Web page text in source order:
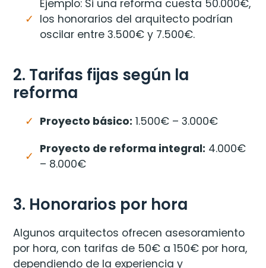
Ejemplo: Si una reforma cuesta 50.000€,
los honorarios del arquitecto podrían
oscilar entre 3.500€ y 7.500€.
2. Tarifas fijas según la
reforma
Proyecto básico: 1.500€ – 3.000€
Proyecto de reforma integral: 4.000€
– 8.000€
3. Honorarios por hora
Algunos arquitectos ofrecen asesoramiento
por hora, con tarifas de 50€ a 150€ por hora,
dependiendo de la experiencia y